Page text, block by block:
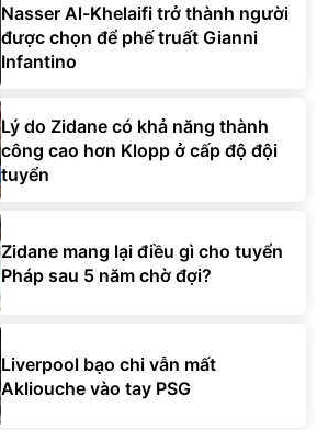
Nasser Al-Khelaifi trở thành người
được chọn để phế truất Gianni
Infantino
Lý do Zidane có khả năng thành
công cao hơn Klopp ở cấp độ đội
tuyển
Zidane mang lại điều gì cho tuyển
Pháp sau 5 năm chờ đợi?
Liverpool bạo chi vẫn mất
Akliouche vào tay PSG